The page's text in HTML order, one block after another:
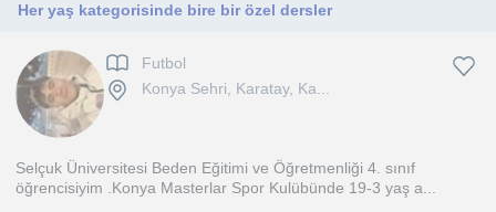
Her yaş kategorisinde bire bir özel dersler
Futbol
Konya Sehri, Karatay, Ka...
Selçuk Üniversitesi Beden Eğitimi ve Öğretmenliği 4. sınıf
öğrencisiyim .Konya Masterlar Spor Kulübünde 19-3 yaş a...